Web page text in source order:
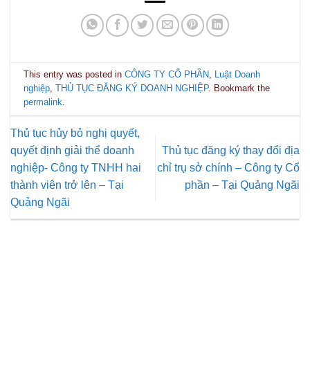
This entry was posted inCÔNG TY CỔ PHẦN
Luật Doanh
nghiệp ,THỦ TỤC ĐĂNG KÝ DOANH NGHIỆP. Bookmark the
permalink
Thủ tục hủy bỏ nghị quyết,
quyết định giải thể doanh
nghiệp- Công ty TNHH hai
thành viên trở lên – Tại
Quảng Ngãi
Thủ tục đăng ký thay đổi địa
chỉ trụ sở chính – Công ty Cổ
phần – Tại Quảng Ngãi